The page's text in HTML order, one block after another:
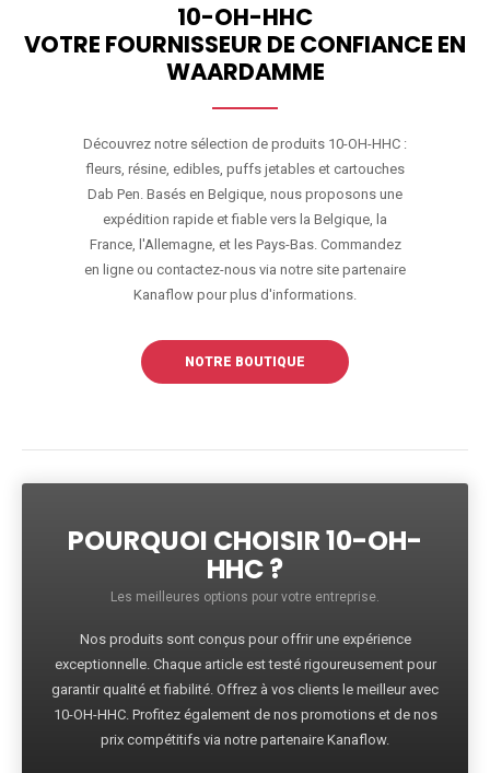
10-OH-HHC
VOTRE FOURNISSEUR DE CONFIANCE EN
WAARDAMME
Découvrez notre sélection de produits 10-OH-HHC :
fleurs, résine, edibles, puffs jetables et cartouches
Dab Pen. Basés en Belgique, nous proposons une
expédition rapide et fiable vers la Belgique, la
France, l'Allemagne, et les Pays-Bas. Commandez
en ligne ou contactez-nous via notre site partenaire
Kanaflow pour plus d'informations.
NOTRE BOUTIQUE
POURQUOI CHOISIR 10-OH-
HHC ?
Les meilleures options pour votre entreprise.
Nos produits sont conçus pour offrir une expérience
exceptionnelle. Chaque article est testé rigoureusement pour
garantir qualité et fiabilité. Offrez à vos clients le meilleur avec
10-OH-HHC. Profitez également de nos promotions et de nos
prix compétitifs via notre partenaire Kanaflow.